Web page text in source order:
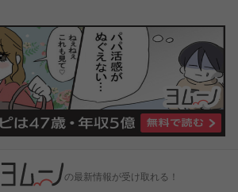
の最新情報が受け取れる！